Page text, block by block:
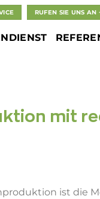
RUFEN SIE UNS AN
mit
ist die